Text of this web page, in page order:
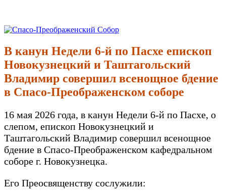
Перейти
содержимому
Спасо-Преображенский Собор
Спасо-Преображенский кафедральный Собор Новокузнецк
В канун Недели 6-й по Пасхе епископ
Новокузнецкий и Таштагольский
Владимир совершил всенощное бдение
в Спасо-Преображенском соборе
16 мая 2026 года, в канун Недели 6-й по Пасхе, о
слепом, епископ Новокузнецкий и
Таштагольский Владимир совершил всенощное
бдение в Спасо-Преображенском кафедральном
соборе г. Новокузнецка.
Его Преосвященству сослужили: